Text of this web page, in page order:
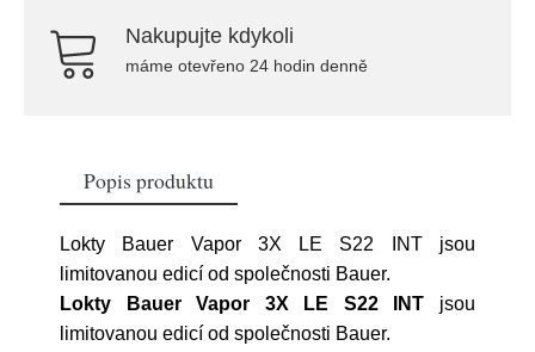
Nakupujte kdykoli
máme otevřeno 24 hodin denně
Popis produktu
Lokty Bauer Vapor 3X LE S22 INT jsou
limitovanou edicí od společnosti Bauer.
Lokty Bauer Vapor 3X LE S22 INT jsou
limitovanou edicí od společnosti Bauer.